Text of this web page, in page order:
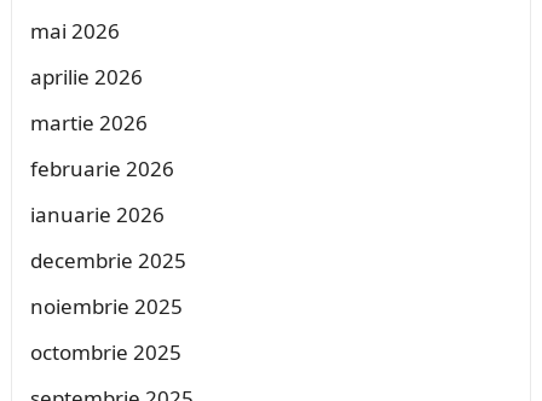
mai 2026
aprilie 2026
martie 2026
februarie 2026
ianuarie 2026
decembrie 2025
noiembrie 2025
octombrie 2025